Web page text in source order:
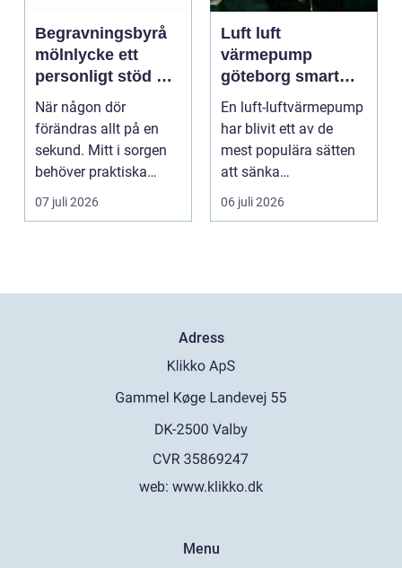
Begravningsbyrå
mölnlycke ett
personligt stöd när
någon gått bort
När någon dör
förändras allt på en
sekund. Mitt i sorgen
behöver praktiska
frågor få svar: var ska
b...
07 juli 2026
Luft luft
värmepump
göteborg smart
värme för
kustklimat
En luft-luftvärmepump
har blivit ett av de
mest populära sätten
att sänka
uppvärmningskostnad
er och ...
06 juli 2026
Adress
web: www.klikko.dk
Menu